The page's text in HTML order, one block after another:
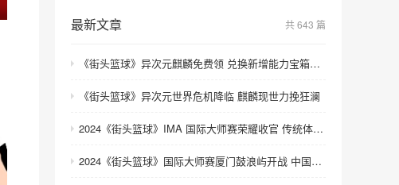
最新文章 共 643 篇
《街头篮球》异次元麒麟免费领 兑换新增能力宝箱和契约书
《街头篮球》异次元世界危机降临 麒麟现世力挽狂澜
2024《街头篮球》IMA 国际大师赛荣耀收官 传统体育电竞迎来新契机
2024《街头篮球》国际大师赛厦门鼓浪屿开战 中国队团体赛夺魁